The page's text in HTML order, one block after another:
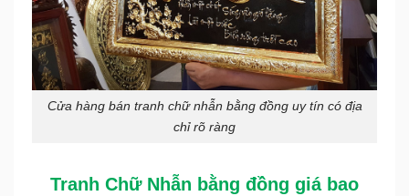
Cửa hàng bán tranh chữ nhẫn bằng đồng uy tín có địa
chỉ rõ ràng
Tranh Chữ Nhẫn bằng đồng giá bao